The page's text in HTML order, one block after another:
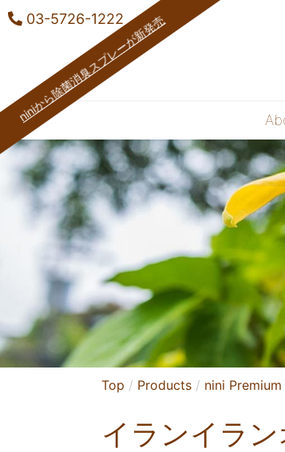
03-5726-1222
Top Products nini Premium
イランイラ
niniから除菌消臭スプレーが新発売